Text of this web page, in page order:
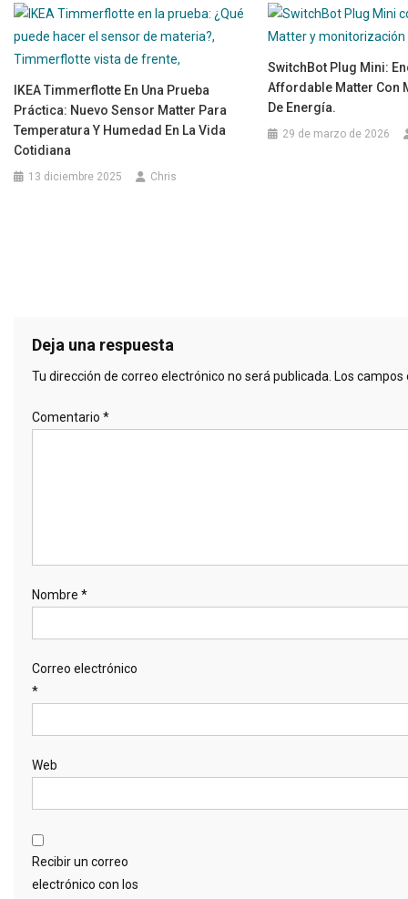
IKEA Timmerflotte En Una Prueba
Práctica: Nuevo Sensor Matter Para
Temperatura Y Humedad En La Vida
Cotidiana
13 diciembre 2025 Chris
SwitchBot Plug Mini:
Affordable Matter Con
De Energía.
29 de marzo de 2026
Deja una respuesta
Tu dirección de correo electrónico no será publicada. Los
Comentario *
Nombre *
Correo electrónico
*
Web
Recibir un correo
electrónico con los